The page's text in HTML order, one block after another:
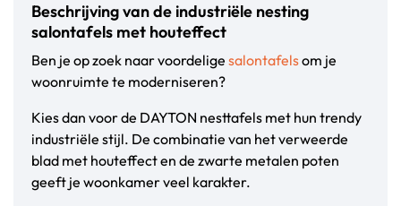
Beschrijving van de industriële nesting
salontafels met houteffect
Ben je op zoek naar voordelige salontafelsom je
woonruimte te moderniseren?
Kies dan voor de DAYTON nesttafels met hun trendy
industriële stijl. De combinatie van het verweerde
blad met houteffect en de zwarte metalen poten
geeft je woonkamer veel karakter.